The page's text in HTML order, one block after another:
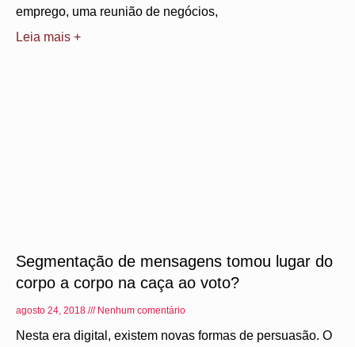
emprego, uma reunião de negócios,
Leia mais +
Segmentação de mensagens tomou lugar do
corpo a corpo na caça ao voto?
agosto 24, 2018 Nenhum comentário
Nesta era digital, existem novas formas de persuasão. O